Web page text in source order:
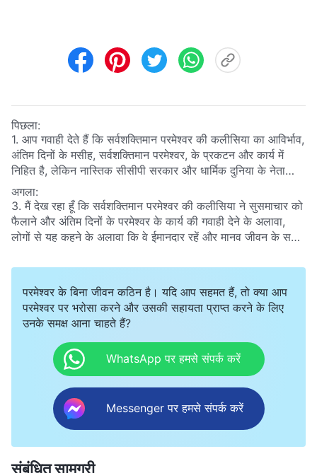
पिछला:
1. आप गवाही देते हैं कि सर्वशक्तिमान परमेश्वर की कलीसिया का आविर्भाव,
अंतिम दिनों के मसीह, सर्वशक्तिमान परमेश्वर, के प्रकटन और कार्य में
निहित है, लेकिन नास्तिक सीसीपी सरकार और धार्मिक दुनिया के नेता
आपकी शिक्षाओं को विधर्मी बताकर उनकी निंदा करते हैं। तो सीसीपी और
धार्मिक दुनिया जो कहती है, उसमें हम कैसे विवेक का पालन कर सकते हैं?
अगला:
3. मैं देख रहा हूँ कि सर्वशक्तिमान परमेश्वर की कलीसिया ने सुसमाचार को
फैलाने और अंतिम दिनों के परमेश्वर के कार्य की गवाही देने के अलावा,
लोगों से यह कहने के अलावा कि वे ईमानदार रहें और मानव जीवन के सही
प्रसारित कर रही है कि कलीसिया द्वारा सुसमाचार फैलाने का अंतिम उद्देश्य
सीसीपी शासन को उखाड़ फेंकना है। मुझे कैसे पता चले कि CCP का
कहना सही है या गलत?
परमेश्वर के बिना जीवन कठिन है। यदि आप सहमत हैं, तो क्या आप
परमेश्वर पर भरोसा करने और उसकी सहायता प्राप्त करने के लिए
उनके समक्ष आना चाहते हैं?
WhatsApp पर हमसे संपर्क करें
Messenger पर हमसे संपर्क करें
संबंधित सामग्री